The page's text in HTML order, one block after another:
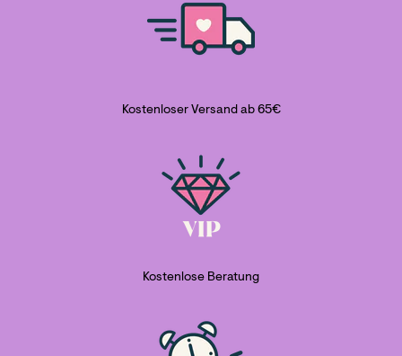
Kostenloser Versand ab 65€
Kostenlose Beratung